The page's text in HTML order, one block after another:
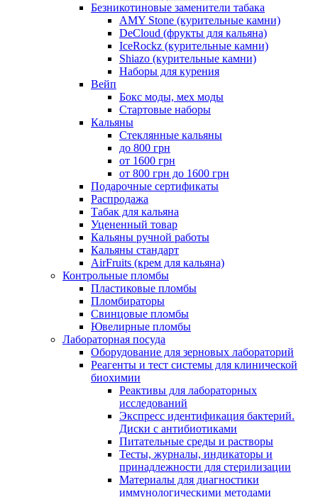
Безникотиновые заменители табака
AMY Stone (курительные камни)
DeCloud (фрукты для кальяна)
IceRockz (курительные камни)
Shiazo (курительные камни)
Наборы для курения
Вейп
Бокс моды, мех моды
Стартовые наборы
Кальяны
Стеклянные кальяны
до 800 грн
от 1600 грн
от 800 грн до 1600 грн
Подарочные сертификаты
Распродажа
Табак для кальяна
Уцененный товар
Кальяны ручной работы
Кальяны стандарт
AirFruits (крем для кальяна)
Контрольные пломбы
Пластиковые пломбы
Пломбираторы
Свинцовые пломбы
Ювелирные пломбы
Лабораторная посуда
Оборудование для зерновых лабораторий
Реагенты и тест системы для клинической
биохимии
Реактивы для лабораторных
исследований
Экспресс идентификация бактерий.
Диски с антибиотиками
Питательные среды и растворы
Тесты, журналы, индикаторы и
принадлежности для стерилизации
Материалы для диагностики
иммунологическими методами